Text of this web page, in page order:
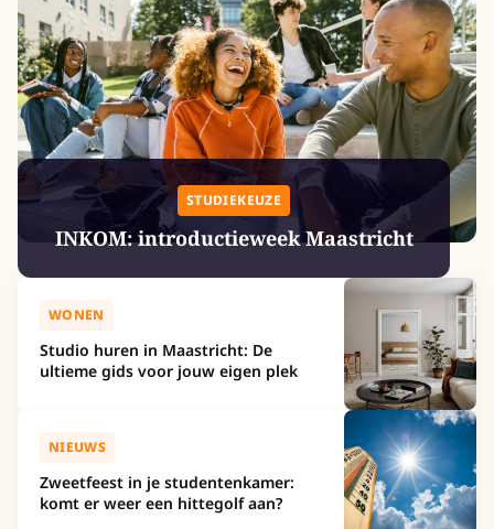
STUDIEKEUZE
INKOM: introductieweek Maastricht
WONEN
Studio huren in Maastricht: De
ultieme gids voor jouw eigen plek
NIEUWS
Zweetfeest in je studentenkamer:
komt er weer een hittegolf aan?